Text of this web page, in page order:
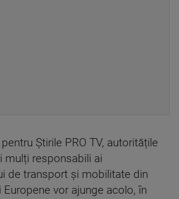
Știrile PRO TV, autoritățile
mulți responsabili ai
de transport și mobilitate din
vor ajunge acolo, în